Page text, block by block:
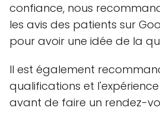
confiance, nous
les avis des patients sur
pour avoir une idée de la
Il est également
qualifications et
avant de faire un rendez-